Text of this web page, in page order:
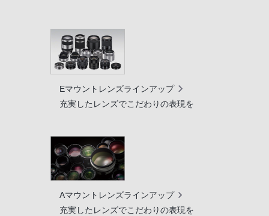
Eマウントレンズラインアップ
充実したレンズでこだわりの表現を
Aマウントレンズラインアップ
充実したレンズでこだわりの表現を